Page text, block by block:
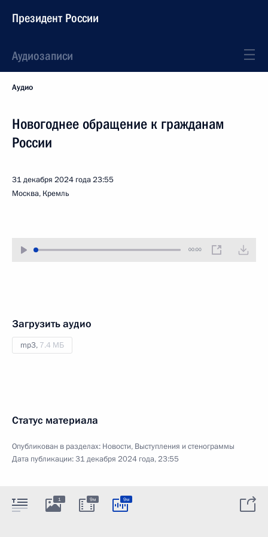
Президент России
Аудиозаписи
Аудио
Новогоднее обращение к гражданам
России
31 декабря 2024 года23:55
Москва, Кремль
00:00
Загрузить аудио
mp3, 7.4 МБ
Статус материала
Опубликован в разделах: Новости, Выступления и стенограммы
Дата публикации:31 декабря 2024 года, 23:55
1 9м 9м